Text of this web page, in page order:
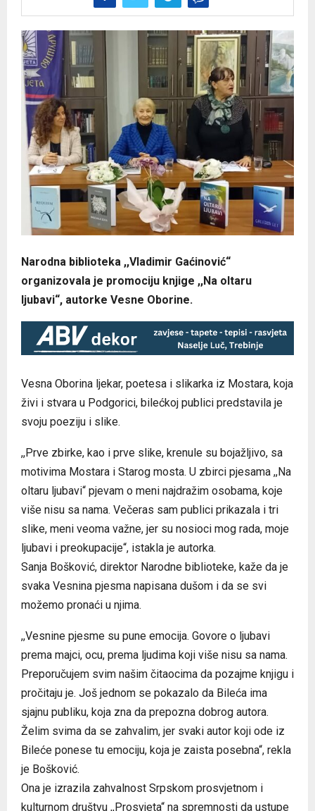
Narodna biblioteka ,,Vladimir Gaćinović“
organizovala je promociju knjige ,,Na oltaru
ljubavi“, autorke Vesne Oborine.
Vesna Oborina ljekar, poetesa i slikarka iz Mostara, koja
živi i stvara u Podgorici, bilećkoj publici predstavila je
svoju poeziju i slike.
,,Prve zbirke, kao i prve slike, krenule su bojažljivo, sa
motivima Mostara i Starog mosta. U zbirci pjesama ,,Na
oltaru ljubavi“ pjevam o meni najdražim osobama, koje
više nisu sa nama. Večeras sam publici prikazala i tri
slike, meni veoma važne, jer su nosioci mog rada, moje
ljubavi i preokupacije“, istakla je autorka.
Sanja Bošković, direktor Narodne biblioteke, kaže da je
svaka Vesnina pjesma napisana dušom i da se svi
možemo pronaći u njima.
,,Vesnine pjesme su pune emocija. Govore o ljubavi
prema majci, ocu, prema ljudima koji više nisu sa nama.
Preporučujem svim našim čitaocima da pozajme knjigu i
pročitaju je. Još jednom se pokazalo da Bileća ima
sjajnu publiku, koja zna da prepozna dobrog autora.
Želim svima da se zahvalim, jer svaki autor koji ode iz
Bileće ponese tu emociju, koja je zaista posebna“, rekla
je Bošković.
Ona je izrazila zahvalnost Srpskom prosvjetnom i
kulturnom društvu ,,Prosvjeta“ na spremnosti da ustupe